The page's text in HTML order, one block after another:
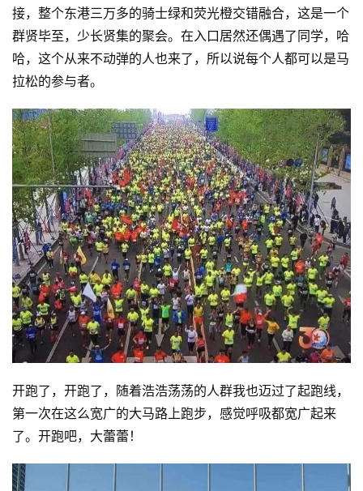
装
备
训
练
视
频
用
户
精
选
运
动
接，整个东港三万多的骑士绿和荧光橙交错融合，这是一个
群贤毕至，少长贤集的聚会。在入口居然还偶遇了同学，哈
哈，这个从来不动弹的人也来了，所以说每个人都可以是马
拉松的参与者。
开跑了，开跑了，随着浩浩荡荡的人群我也迈过了起跑线，
第一次在这么宽广的大马路上跑步，感觉呼吸都宽广起来
了。开跑吧，大蕾蕾！